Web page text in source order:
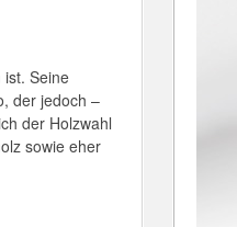
Seine
der jedoch –
der Holzwahl
sowie eher